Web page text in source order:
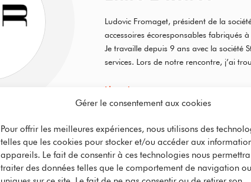
Gérer le consentement aux cookies
Pour offrir les meilleures expériences, nous utilisons des
telles que les cookies pour stocker et/ou accéder aux
appareils. Le fait de consentir à ces technologies nous
traiter des données telles que le comportement de navigation
Ludovic Fromaget, président de la
accessoires écoresponsables fabriqués
Je travaille depuis 9 ans avec la société
services. Lors de notre rencontre, j’ai
Lire plus